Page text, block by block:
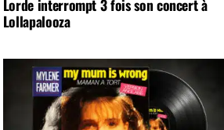
Lorde interrompt 3 fois son concert à
Lollapalooza